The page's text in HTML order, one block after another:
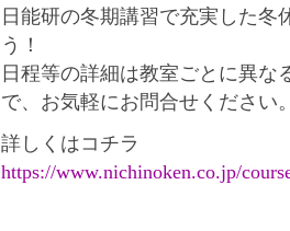
日能研の冬期講習で充実した冬
う！
日程等の詳細は教室ごとに異な
で、お気軽にお問合せください
詳しくはコチラ
https://www.nichinoken.co.jp/